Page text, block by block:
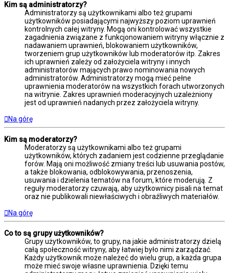
Kim są administratorzy?
Administratorzy są użytkownikami albo też grupami
użytkowników posiadającymi najwyższy poziom uprawnień
kontrolnych całej witryny. Mogą oni kontrolować wszystkie
zagadnienia związane z funkcjonowaniem witryny włącznie z
nadawaniem uprawnień, blokowaniem użytkowników,
tworzeniem grup użytkowników lub moderatorów itp. Zakres
ich uprawnień zależy od założyciela witryny i innych
administratorów mających prawo nominowania nowych
administratorów. Administratorzy mogą mieć pełne
uprawnienia moderatorów na wszystkich forach utworzonych
na witrynie. Zakres uprawnień moderacyjnych uzależniony
jest od uprawnień nadanych przez założyciela witryny.
Na górę
Kim są moderatorzy?
Moderatorzy są użytkownikami albo też grupami
użytkowników, których zadaniem jest codzienne przeglądanie
forów. Mają oni możliwość zmiany treści lub usuwania postów,
a także blokowania, odblokowywania, przenoszenia,
usuwania i dzielenia tematów na forum, które moderują. Z
reguły moderatorzy czuwają, aby użytkownicy pisali na temat
oraz nie publikowali niewłaściwych i obraźliwych materiałów.
Na górę
Co to są grupy użytkowników?
Grupy użytkowników, to grupy, na jakie administratorzy dzielą
całą społeczność witryny, aby łatwiej było nimi zarządzać.
Każdy użytkownik może należeć do wielu grup, a każda grupa
może mieć swoje własne uprawnienia. Dzięki temu